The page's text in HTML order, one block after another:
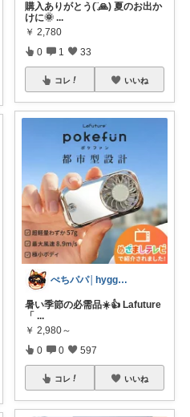
購入ありがとう(¨̮🙏) 夏のお出か
けに🌞 ...
￥ 2,780
0 1 33
コレ いいね
ぺちパパ│hyggeな心意気を大切に🌿
暑い季節の必需品☀️👍 Lafuture
「 ...
￥ 2,980～
0 0 597
コレ いいね